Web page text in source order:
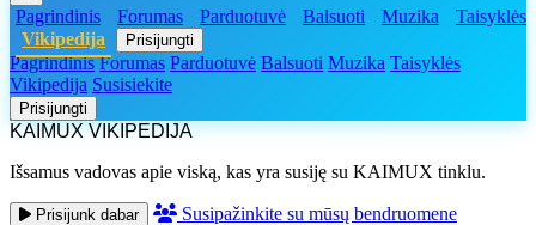
Pagrindinis Forumas Parduotuvė Balsuoti Muzika
Taisyklės
Vikipedija
Prisijungti
Pagrindinis Forumas Parduotuvė Balsuoti Muzika Taisyklės
Vikipedija Susisiekite
Prisijungti
KAIMUX VIKIPEDIJA
Išsamus vadovas apie viską, kas yra susiję su KAIMUX tinklu.
Prisijunk dabar
Susipažinkite su mūsų bendruomene